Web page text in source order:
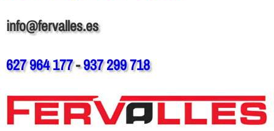
info@fervalles.es
627 964 177-937 299 718